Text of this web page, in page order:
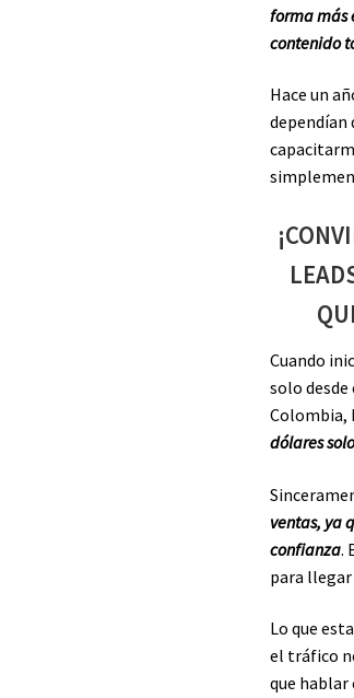
forma más
contenido
Hace un
dependían
Cuando
solo
Colombia,
dólares
ventas, ya
confianza.
para
Lo que
el tráfico
que hablar